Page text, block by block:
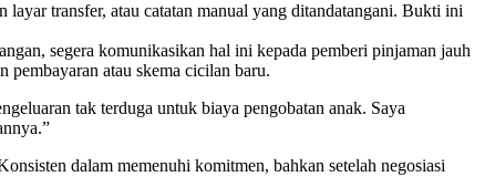
transfer, atau catatan manual yang ditandatangani. Bukti ini
segera komunikasikan hal ini kepada pemberi pinjaman jauh
pembayaran atau skema cicilan baru.
tak terduga untuk biaya pengobatan anak. Saya
dalam memenuhi komitmen, bahkan setelah negosiasi